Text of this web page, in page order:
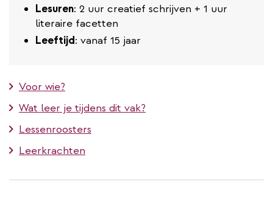
Lesuren: 2 uur creatief schrijven + 1 uur
literaire facetten
Leeftijd: vanaf 15 jaar
Voor wie?
Wat leer je tijdens dit vak?
Lessenroosters
Leerkrachten